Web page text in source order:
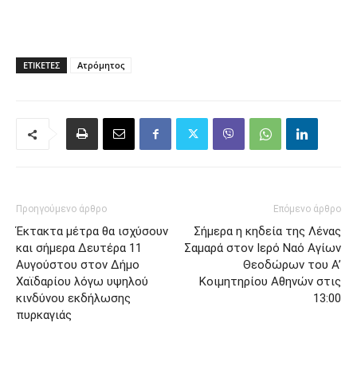
ΕΤΙΚΈΤΕΣ Ατρόμητος
Προηγούμενο άρθρο
Έκτακτα μέτρα θα ισχύσουν
και σήμερα Δευτέρα 11
Αυγούστου στον Δήμο
Χαϊδαρίου λόγω υψηλού
κινδύνου εκδήλωσης
πυρκαγιάς
Επόμενο άρθρο
Σήμερα η κηδεία της Λένας
Σαμαρά στον Ιερό Ναό Αγίων
Θεοδώρων του Α’
Κοιμητηρίου Αθηνών στις
13:00